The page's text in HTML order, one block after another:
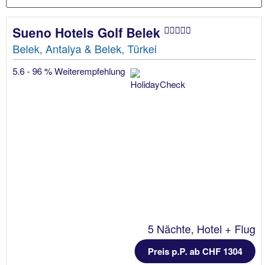
Sueno Hotels Golf Belek
Belek, Antalya & Belek, Türkei
5.6 - 96 % Weiterempfehlung
5 Nächte, Hotel + Flug
Preis p.P. ab CHF 1304